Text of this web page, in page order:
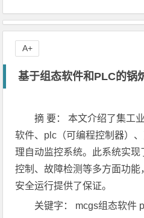
基于组态软件和PLC的锅
摘 要： 本文介绍了集工
软件、plc（可编程控制器）
理自动监控系统。此系统实
控制、故障检测等多方面功能
安全运行提供了保证。
关键字： mcgs组态软件
A+